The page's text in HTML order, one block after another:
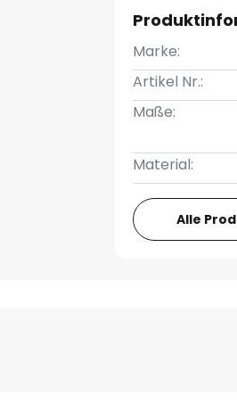
Marke:
Artikel Nr.:
Maße:
Material:
Alle